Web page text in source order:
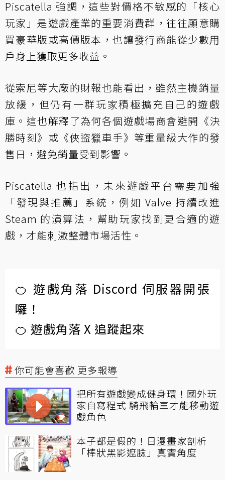
Piscatella 強調，這些對價格不敏感的「核心
玩家」是遊戲產業的重要消費群，往往願意購
買豪華版或高價版本，也讓發行商能從少數用
戶身上獲取更多收益。
從索尼等大廠的財報也能看出，雖然主機銷量
放緩，但仍有一群玩家積極擴充自己的遊戲
庫。這也解釋了為何各個遊戲場商會避開《決
勝時刻》或《俠盜獵車手》等重量級大作的發
售日，避免銷量受到影響。
Piscatella 也指出，未來遊戲平台需要加強
「發現與推薦」系統，例如 Valve 持續改進
Steam 的演算法，幫助玩家找到更合適的遊
戲，才能刺激整體市場活性。
🍊 遊戲角落 Discord 伺服器開張
囉！
🍊 遊戲角落 X 追蹤起來
你可能會喜歡 更多報導
把所有遊戲變成健身環！國外玩
家自寫程式 騎飛輪車才能移動遊
戲角色
本子都是假的！日漫畫家剖析
「棒狀黑影遮臉」真實角度